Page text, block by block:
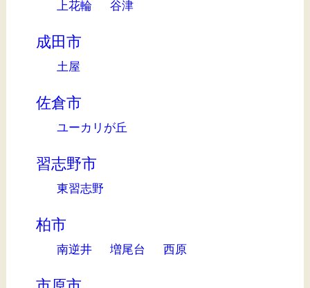
上花輪 谷津
成田市
土屋
佐倉市
ユーカリが丘
習志野市
東習志野
柏市
南逆井 増尾台 西原